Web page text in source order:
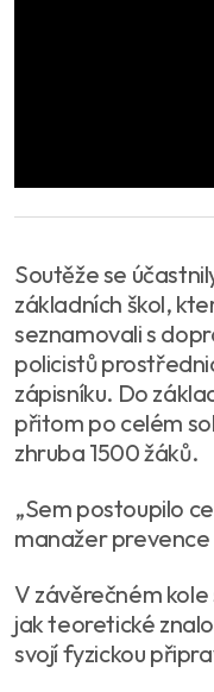
Soutěže se
základních škol,
seznamovali s
policistů
zápisníku. Do
přitom po celém
zhruba 1500 žáků.
„Sem postoupilo
manažer
V závěrečném
jak teoretické
svojí fyzickou